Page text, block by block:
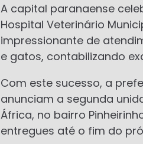
A capital paranaense
Hospital Veterinário
impressionante de
e gatos, contabilizando
Com este sucesso, a
anunciam a segunda
África, no bairro
entregues até o fim do